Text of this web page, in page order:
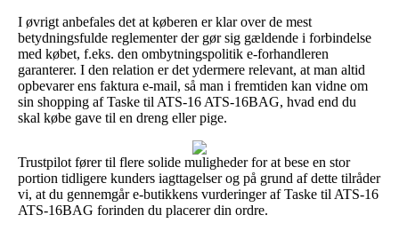
I øvrigt anbefales det at køberen er klar over de mest
betydningsfulde reglementer der gør sig gældende i forbindelse
med købet, f.eks. den ombytningspolitik e-forhandleren
garanterer. I den relation er det ydermere relevant, at man altid
opbevarer ens faktura e-mail, så man i fremtiden kan vidne om
sin shopping af Taske til ATS-16 ATS-16BAG, hvad end du
skal købe gave til en dreng eller pige.
Trustpilot fører til flere solide muligheder for at bese en stor
portion tidligere kunders iagttagelser og på grund af dette tilråder
vi, at du gennemgår e-butikkens vurderinger af Taske til ATS-16
ATS-16BAG forinden du placerer din ordre.